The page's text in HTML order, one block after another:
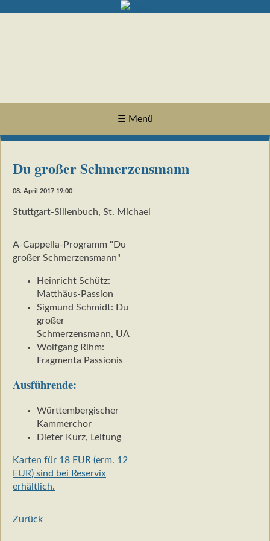
☰ Menü
Du großer Schmerzensmann
08. April 2017 19:00
Stuttgart-Sillenbuch, St. Michael
A-Cappella-Programm "Du
großer Schmerzensmann"
Heinricht Schütz:
Matthäus-Passion
Sigmund Schmidt: Du
großer
Schmerzensmann, UA
Wolfgang Rihm:
Fragmenta Passionis
Ausführende:
Württembergischer
Kammerchor
Dieter Kurz, Leitung
Karten für 18 EUR (erm. 12
EUR) sind bei Reservix
erhältlich.
Zurück